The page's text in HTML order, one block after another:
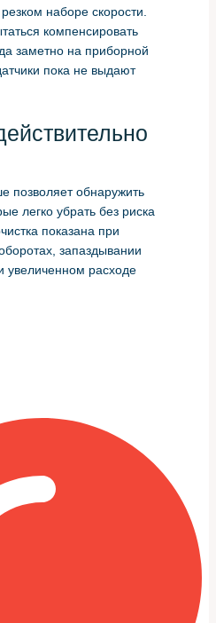
наборе скорости.
компенсировать
заметно на приборной
пока не выдают
позволяет обнаружить
легко убрать без риска
показана при
запаздывании
увеличенном расходе
ошибок
расходные
набор трещоток и
чистящая жидкость для
салфетки и, при
Важна чистящая
для систем впуска;
могут повредить